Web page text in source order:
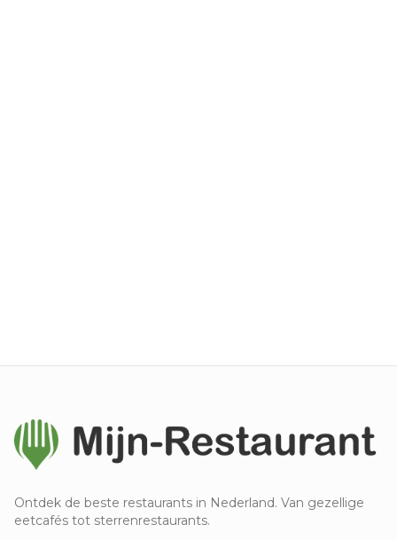
Ontdek de beste restaurants in Nederland. Van gezellige
eetcafés tot sterrenrestaurants.